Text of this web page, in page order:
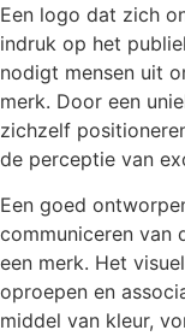
Een logo dat zich
indruk op het
nodigt mensen uit
merk. Door een
zichzelf
de perceptie van
Een goed
communiceren van
een merk. Het
oproepen en
middel van kleur,